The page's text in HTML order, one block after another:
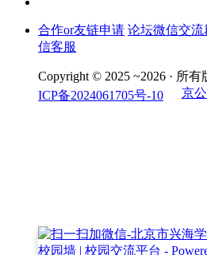
合作or友链申请 论坛微信交流
信客服
Copyright © 2025 ~2026 · 所有
ICP备2024061705号-10
京